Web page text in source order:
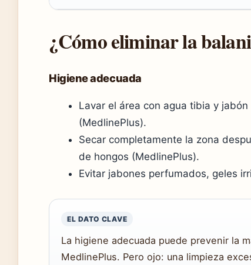
¿Cómo eliminar la
Higiene adecuada
Lavar el área con agua tibia y
(MedlinePlus).
Secar completamente la zona
de hongos (MedlinePlus).
Evitar jabones perfumados, geles
EL DATO CLAVE
La higiene adecuada puede prevenir la
MedlinePlus. Pero ojo: una limpieza